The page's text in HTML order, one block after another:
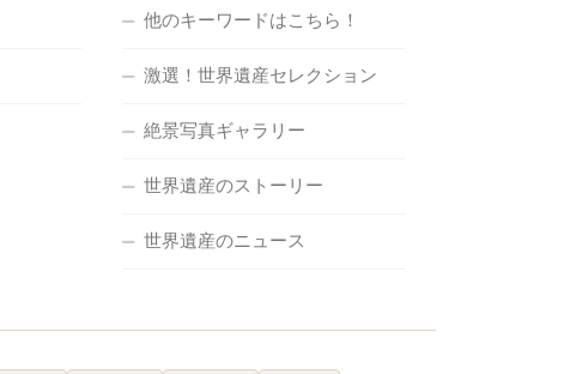
他のキーワードはこちら！
激選！世界遺産セレクション
絶景写真ギャラリー
世界遺産のストーリー
世界遺産のニュース